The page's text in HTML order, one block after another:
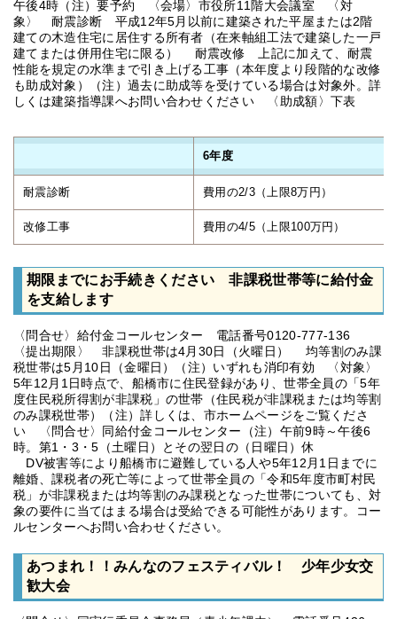
午後4時（注）要予約 〈会場〉市役所11階大会議室 〈対
象〉 耐震診断 平成12年5月以前に建築された平屋または2階
建ての木造住宅に居住する所有者（在来軸組工法で建築した一戸
建てまたは併用住宅に限る） 耐震改修 上記に加えて、耐震
性能を規定の水準まで引き上げる工事（本年度より段階的な改修
も助成対象）（注）過去に助成等を受けている場合は対象外。詳
しくは建築指導課へお問い合わせください 〈助成額〉下表
6年度
耐震診断 費用の2/3（上限8万円）
改修工事 費用の4/5（上限100万円）
期限までにお手続きください 非課税世帯等に給付金
を支給します
〈問合せ〉給付金コールセンター 電話番号0120-777-136
〈提出期限〉 非課税世帯は4月30日（火曜日） 均等割のみ課
税世帯は5月10日（金曜日）（注）いずれも消印有効 〈対象〉
5年12月1日時点で、船橋市に住民登録があり、世帯全員の「5年
度住民税所得割が非課税」の世帯（住民税が非課税または均等割
のみ課税世帯）（注）詳しくは、市ホームページをご覧くださ
い 〈問合せ〉同給付金コールセンター（注）午前9時～午後6
時。第1・3・5（土曜日）とその翌日の（日曜日）休
DV被害等により船橋市に避難している人や5年12月1日までに
離婚、課税者の死亡等によって世帯全員の「令和5年度市町村民
税」が非課税または均等割のみ課税となった世帯についても、対
象の要件に当てはまる場合は受給できる可能性があります。コー
ルセンターへお問い合わせください。
あつまれ！！みんなのフェスティバル！ 少年少女交
歓大会